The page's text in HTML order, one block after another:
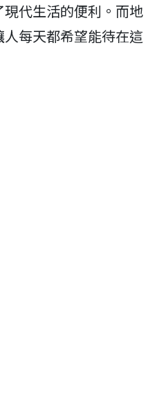
代生活的便利。而地
每天都希望能待在這